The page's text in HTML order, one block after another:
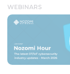
WEBINARS